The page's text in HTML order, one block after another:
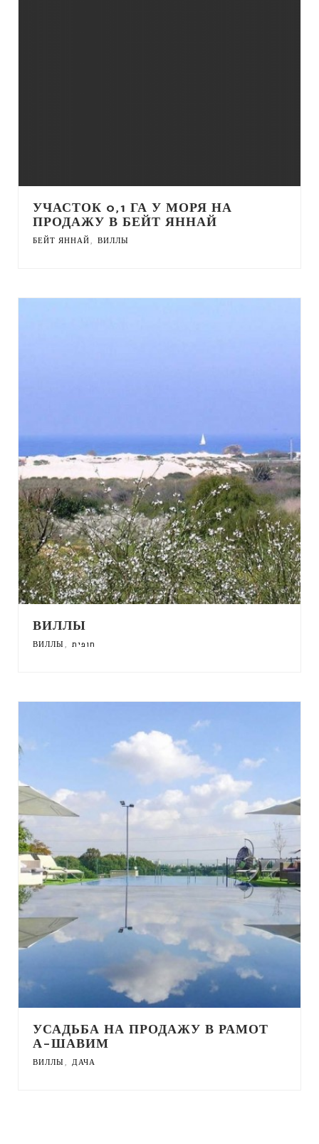
УЧАСТОК 0,1 ГА У МОРЯ НА
ПРОДАЖУ В БЕЙТ ЯННАЙ
БЕЙТ ЯННАЙ, ВИЛЛЫ
ВИЛЛЫ
ВИЛЛЫ, חופית
УСАДЬБА НА ПРОДАЖУ В РАМОТ
А-ШАВИМ
ВИЛЛЫ, ДАЧА